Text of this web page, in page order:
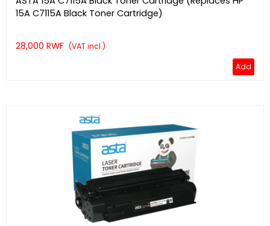
15A C7115A Black Toner Cartridge)
28,000 RWF (VAT incl.)
Add